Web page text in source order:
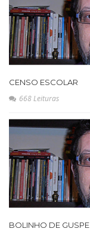
CENSO ESCOLAR
668 Leituras
BOLINHO DE GUSPE